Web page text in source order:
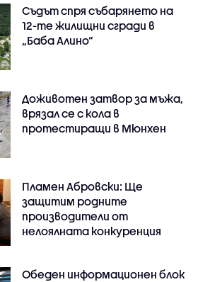
Съдът спря събарянето на
12-те жилищни сгради в
„Баба Алино“
Доживотен затвор за мъжа,
врязал се с кола в
протестиращи в Мюнхен
Пламен Абровски: Ще
защитим родните
производители от
нелоялната конкуренция
Обеден информационен блок